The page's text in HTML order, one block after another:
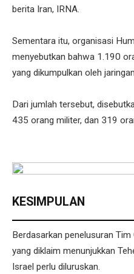
berita Iran, IRNA.
Sementara itu, organisasi
menyebutkan bahwa 1.190
yang dikumpulkan oleh
Dari jumlah tersebut,
435 orang militer, dan 319
KESIMPULAN
Berdasarkan penelusuran
yang diklaim menunjukkan
Israel perlu diluruskan.